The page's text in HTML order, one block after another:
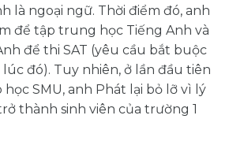
là ngoại ngữ. Thời điểm đó, anh
để tập trung học Tiếng Anh và
để thi SAT (yêu cầu bắt buộc
đó). Tuy nhiên, ở lần đầu tiên
SMU, anh Phát lại bỏ lỡ vì lý
thành sinh viên của trường 1